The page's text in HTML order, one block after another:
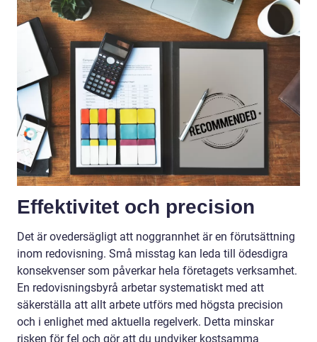
Effektivitet och precision
Det är ovedersägligt att noggrannhet är en förutsättning
inom redovisning. Små misstag kan leda till ödesdigra
konsekvenser som påverkar hela företagets verksamhet.
En redovisningsbyrå arbetar systematiskt med att
säkerställa att allt arbete utförs med högsta precision
och i enlighet med aktuella regelverk. Detta minskar
risken för fel och gör att du undviker kostsamma